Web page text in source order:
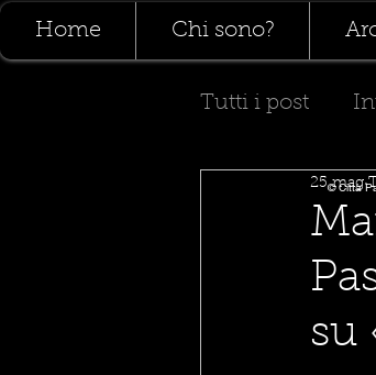
Home Chi sono?
Tutti i post
Poesia
su
25 mag
© Città